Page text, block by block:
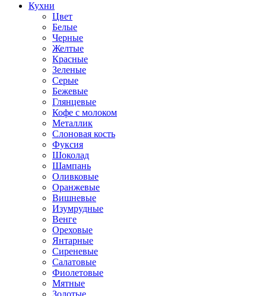
Кухни
Цвет
Белые
Черные
Желтые
Красные
Зеленые
Серые
Бежевые
Глянцевые
Кофе с молоком
Металлик
Слоновая кость
Фуксия
Шоколад
Шампань
Оливковые
Оранжевые
Вишневые
Изумрудные
Венге
Ореховые
Янтарные
Сиреневые
Салатовые
Фиолетовые
Мятные
Золотые